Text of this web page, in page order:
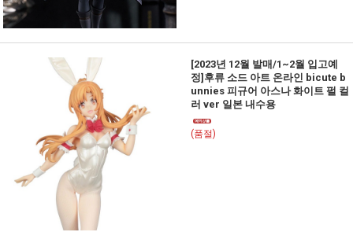
[2023년 12월 발매/1~2월 입고예
정]후류 소드 아트 온라인 bicute b
unnies 피규어 아스나 화이트 펄 컬
러 ver 일본 내수용
(품절)